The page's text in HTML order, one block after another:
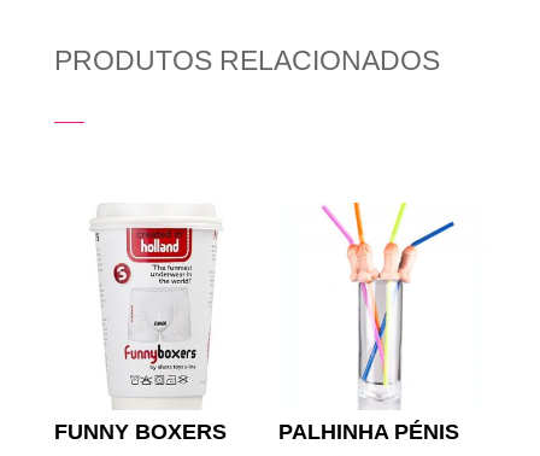
PRODUTOS RELACIONADOS
FUNNY BOXERS
PALHINHA PÉNIS